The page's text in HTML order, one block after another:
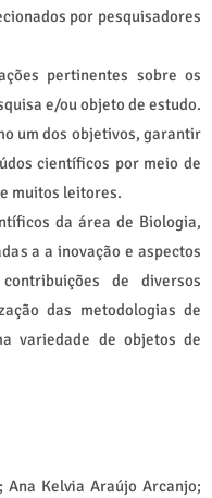
por pesquisadores
pertinentes sobre os
e/ou objeto de estudo.
um dos objetivos, garantir
científicos por meio de
muitos leitores.
da área de Biologia,
a a inovação e aspectos
de diversos
das metodologias de
variedade de objetos de
Kelvia Araújo Arcanjo;